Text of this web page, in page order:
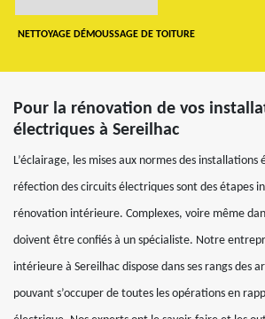
NETTOYAGE DÉMOUSSAGE DE TOITURE
Pour la rénovation de vos
électriques à Sereilhac
L’éclairage, les mises aux normes des installations
réfection des circuits électriques sont des étapes
rénovation intérieure. Complexes, voire même
doivent être confiés à un spécialiste. Notre
intérieure à Sereilhac dispose dans ses rangs des
pouvant s’occuper de toutes les opérations en